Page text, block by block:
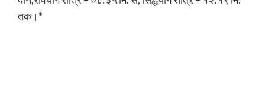
तक।*